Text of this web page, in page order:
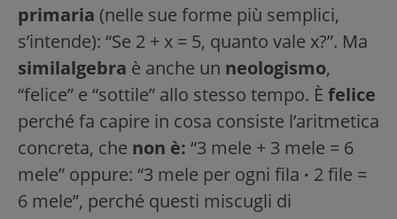
primaria (nelle sue forme più semplici,
s’intende): “Se 2 + x = 5, quanto vale x?”. Ma
similalgebra è anche un neologismo,
“felice” e “sottile” allo stesso tempo. È felice
perché fa capire in cosa consiste l’aritmetica
concreta, che non è: “3 mele + 3 mele = 6
mele” oppure: “3 mele per ogni fila ∙ 2 file =
6 mele”, perché questi miscugli di